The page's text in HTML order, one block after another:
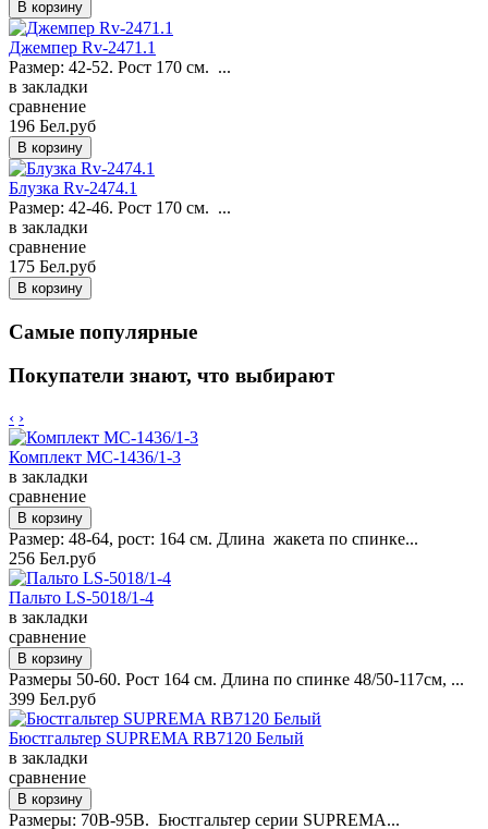
Джемпер Rv-2471.1
Размер: 42-52. Рост 170 см. ...
в закладки
сравнение
196 Бел.руб
Блузка Rv-2474.1
Размер: 42-46. Рост 170 см. ...
в закладки
сравнение
175 Бел.руб
Самые популярные
Покупатели знают, что выбирают
‹ ›
Комплект MC-1436/1-3
в закладки
сравнение
Размер: 48-64, рост: 164 см. Длина жакета по спинке...
256 Бел.руб
Пальто LS-5018/1-4
в закладки
сравнение
Размеры 50-60. Рост 164 см. Длина по спинке 48/50-117см, ...
399 Бел.руб
Бюстгальтер SUPREMA RB7120 Белый
в закладки
сравнение
Размеры: 70B-95B. Бюстгальтер серии SUPREMA...